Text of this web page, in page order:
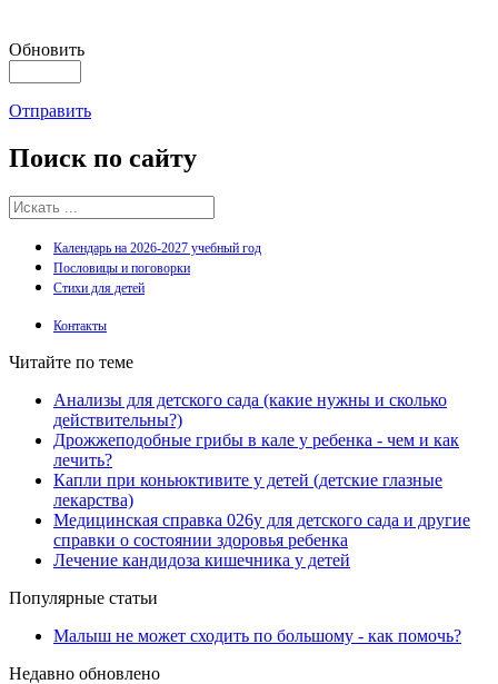
Обновить
Отправить
Поиск по сайту
Календарь на 2026-2027 учебный год
Пословицы и поговорки
Стихи для детей
Контакты
Читайте по теме
Анализы для детского сада (какие нужны и сколько
действительны?)
Дрожжеподобные грибы в кале у ребенка - чем и как
лечить?
Капли при коньюктивите у детей (детские глазные
лекарства)
Медицинская справка 026у для детского сада и другие
справки о состоянии здоровья ребенка
Лечение кандидоза кишечника у детей
Популярные статьи
Малыш не может сходить по большому - как помочь?
Недавно обновлено